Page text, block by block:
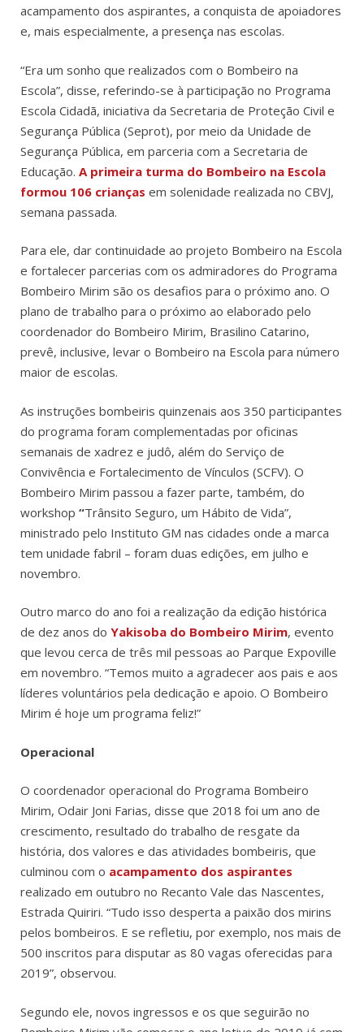
acampamento dos aspirantes, a conquista de apoiadores
e, mais especialmente, a presença nas escolas.
“Era um sonho que realizados com o Bombeiro na
Escola”, disse, referindo-se à participação no Programa
Escola Cidadã, iniciativa da Secretaria de Proteção Civil e
Segurança Pública (Seprot), por meio da Unidade de
Segurança Pública, em parceria com a Secretaria de
Educação. A primeira turma do Bombeiro na Escola
formou 106 crianças em solenidade realizada no CBVJ,
semana passada.
Para ele, dar continuidade ao projeto Bombeiro na Escola
e fortalecer parcerias com os admiradores do Programa
Bombeiro Mirim são os desafios para o próximo ano. O
plano de trabalho para o próximo ao elaborado pelo
coordenador do Bombeiro Mirim, Brasilino Catarino,
prevê, inclusive, levar o Bombeiro na Escola para número
maior de escolas.
As instruções bombeiris quinzenais aos 350 participantes
do programa foram complementadas por oficinas
semanais de xadrez e judô, além do Serviço de
Convivência e Fortalecimento de Vínculos (SCFV). O
Bombeiro Mirim passou a fazer parte, também, do
workshop “Trânsito Seguro, um Hábito de Vida”,
ministrado pelo Instituto GM nas cidades onde a marca
tem unidade fabril – foram duas edições, em julho e
novembro.
Outro marco do ano foi a realização da edição histórica
de dez anos do Yakisoba do Bombeiro Mirim, evento
que levou cerca de três mil pessoas ao Parque Expoville
em novembro. “Temos muito a agradecer aos pais e aos
líderes voluntários pela dedicação e apoio. O Bombeiro
Mirim é hoje um programa feliz!”
Operacional
O coordenador operacional do Programa Bombeiro
Mirim, Odair Joni Farias, disse que 2018 foi um ano de
crescimento, resultado do trabalho de resgate da
história, dos valores e das atividades bombeiris, que
culminou com o acampamento dos aspirantes
realizado em outubro no Recanto Vale das Nascentes,
Estrada Quiriri. “Tudo isso desperta a paixão dos mirins
pelos bombeiros. E se refletiu, por exemplo, nos mais de
500 inscritos para disputar as 80 vagas oferecidas para
2019”, observou.
Segundo ele, novos ingressos e os que seguirão no